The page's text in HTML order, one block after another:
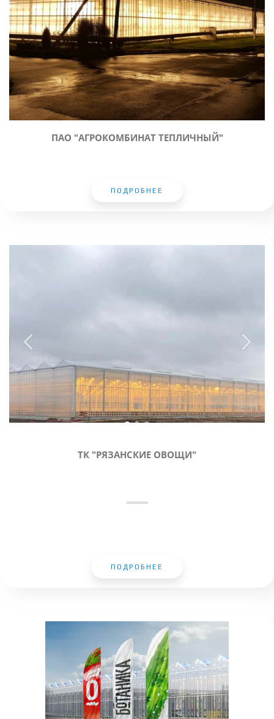
ПАО "АГРОКОМБИНАТ ТЕПЛИЧНЫЙ"
ПОДРОБНЕЕ
ТК "РЯЗАНСКИЕ ОВОЩИ"
ПОДРОБНЕЕ